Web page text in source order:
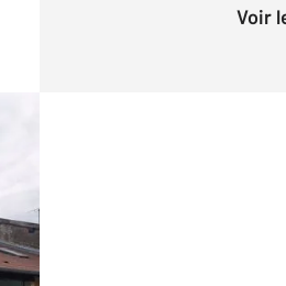
Voir